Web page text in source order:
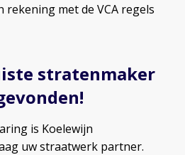
met de VCA regels
stratenmaker
is Koelewijn
uw straatwerk partner.